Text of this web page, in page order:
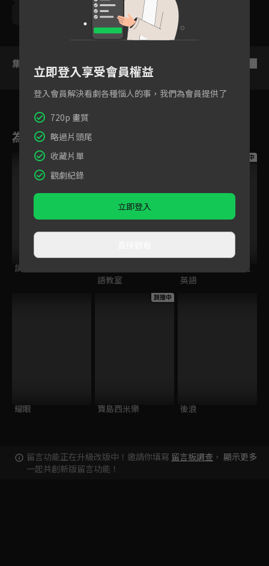
李東學
集數列表
為您推薦
跟播中
請世界吃桌
語教室
跟播中
今日免費版-大家說
英語
耀眼
跟播中
寶島西米樂 後浪
留言功能正在升級改版中！邀請你填寫 留言板調查 ，
一起共創新版留言功能！
顯示更多
立即登入享受會員權益
登入會員解決看劇各種惱人的事，我們為會員提供了
720p 畫質
略過片頭尾
收藏片單
觀劇紀錄
立即登入